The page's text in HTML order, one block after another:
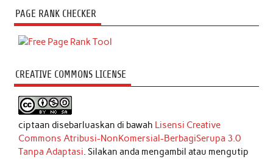
PAGE RANK CHECKER
CREATIVE COMMONS LICENSE
ciptaan disebarluaskan di bawah Lisensi Creative
Commons Atribusi-NonKomersial-BerbagiSerupa 3.0
Tanpa Adaptasi. Silakan anda mengambil atau mengutip